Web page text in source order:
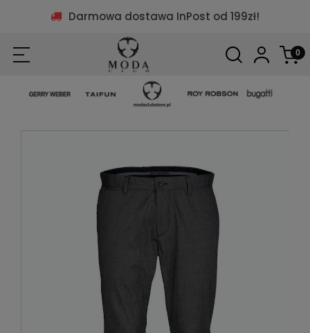
Darmowa dostawa InPost od 199zł!